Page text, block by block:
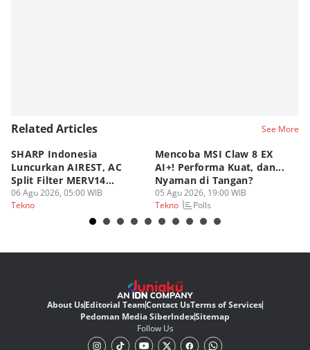
Related Articles See More
SHARP Indonesia
Luncurkan AIREST, AC
Split Filter MERV14
Perdana!
06 Agu 2026, 05:00 WIB
Tekno
Mencoba MSI Claw 8 EX
AI+! Performa Kuat, dan...
Nyaman di Tangan?
05 Agu 2026, 19:00 WIB
Tekno
Polls
About UsEditorial TeamContact UsTerms of Services
Pedoman Media SiberIndexSitemap
Follow Us